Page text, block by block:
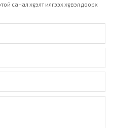
санал хүсэлт илгээх хүсвэл доорх